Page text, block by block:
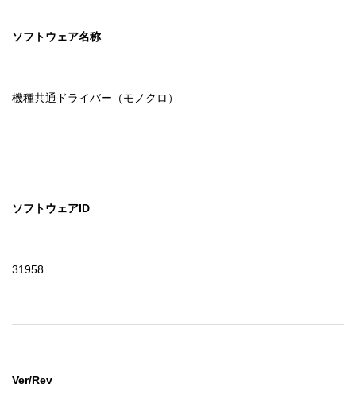
ソフトウェア名称
機種共通ドライバー（モノクロ）
ソフトウェアID
31958
Ver/Rev